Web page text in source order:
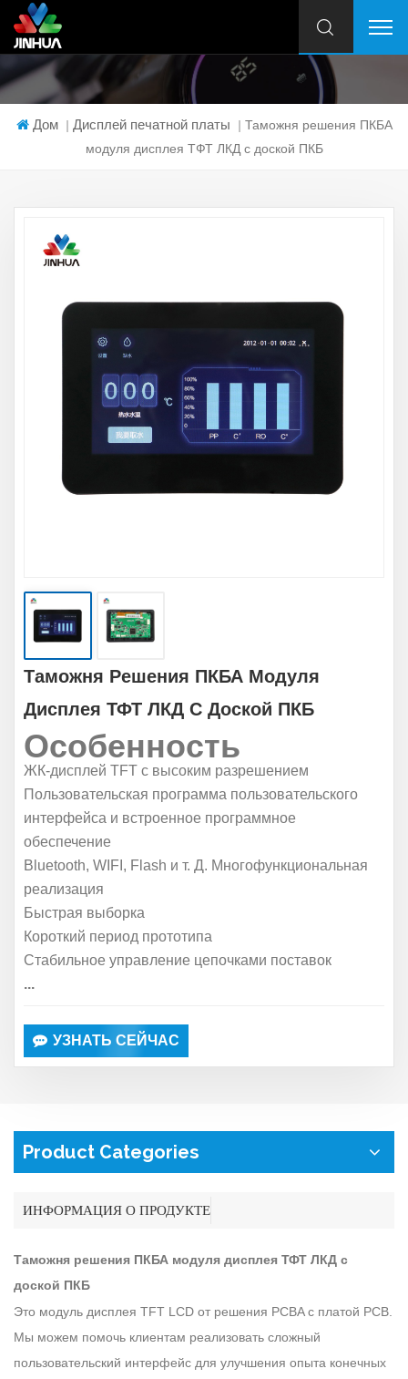
Дом | Дисплей печатной платы | Таможня решения ПКБА
модуля дисплея ТФТ ЛКД с доской ПКБ
Таможня Решения ПКБА Модуля
Дисплея ТФТ ЛКД С Доской ПКБ
Особенность
ЖК-дисплей TFT с высоким разрешением
Пользовательская программа пользовательского
интерфейса и встроенное программное
обеспечение
Bluetooth, WIFI, Flash и т. Д. Многофункциональная
реализация
Быстрая выборка
Короткий период прототипа
Стабильное управление цепочками поставок
...
УЗНАТЬ СЕЙЧАС
Product Categories
ИНФОРМАЦИЯ О ПРОДУКТЕ
Таможня решения ПКБА модуля дисплея ТФТ ЛКД с
доской ПКБ
Это модуль дисплея TFT LCD от решения PCBA с платой PCB.
Мы можем помочь клиентам реализовать сложный
пользовательский интерфейс для улучшения опыта конечных